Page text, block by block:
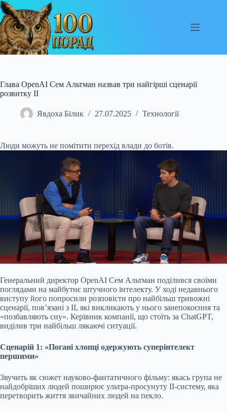
Перейти
до
вмісту
Глава OpenAI Сем Альтман назвав три найгірші сценарії
розвитку ІІ
Явдоха Білик 27.07.2025 Технології
Люди можуть не помітити перехід влади до ботів.
Генеральний директор OpenAI Сем Альтман поділився своїми
поглядами на майбутнє штучного інтелекту. У ході недавнього
виступу його попросили розповісти про найбільш тривожні
сценарії, пов’язані з ІІ, які викликають у нього занепокоєння та
«позбавляють сну». Керівник компанії, що стоїть за ChatGPT,
виділив три найбільш лякаючі ситуації.
Сценарій 1: «Погані хлопці одержують суперінтелект
першими»
Звучить як сюжет науково-фантатичного фільму: якась група не
найдобріших людей поширює ультра-просунуту ІІ-систему, яка
перетворить життя звичайних людей на пекло.